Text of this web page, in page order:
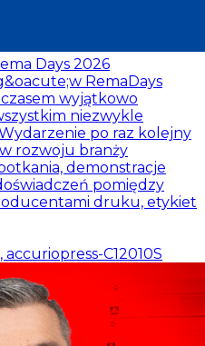
Days 2026
RemaDays
czasem wyjątkowo
niezwykle
po raz kolejny
rozwoju branży
demonstracje
pomiędzy
druku, etykiet
C12010S